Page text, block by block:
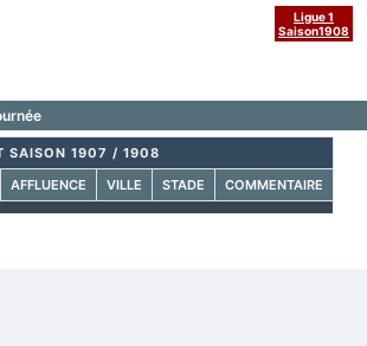
Ligue 1
Saison1908
SAISON 1907 / 1908
AFFLUENCE VILLE STADE COMMENTAIRE